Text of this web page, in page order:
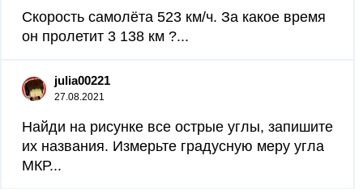
Скорость самолёта 523 км/ч. За какое время
он пролетит 3 138 км ?...
julia00221
27.08.2021
Найди на рисунке все острые углы, запишите
их названия. Измерьте градусную меру угла
МКР...